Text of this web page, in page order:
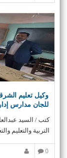
وكيل تعليم
للجان مدارس
كتب / السيد
التربية والتعليم
0